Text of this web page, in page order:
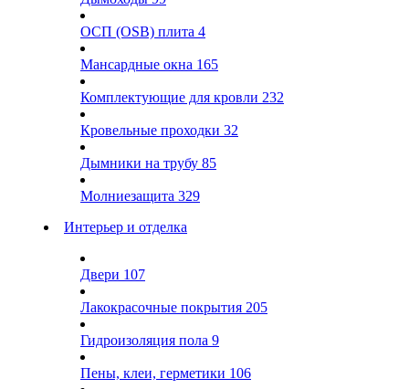
ОСП (OSB) плита 4
Мансардные окна 165
Комплектующие для кровли 232
Кровельные проходки 32
Дымники на трубу 85
Молниезащита 329
Интерьер и отделка
Двери 107
Лакокрасочные покрытия 205
Гидроизоляция пола 9
Пены, клеи, герметики 106